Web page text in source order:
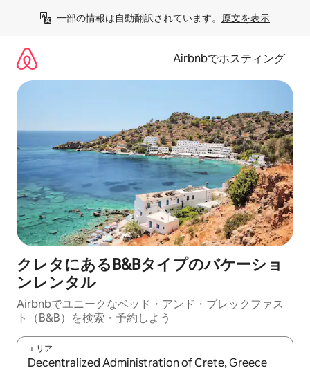
一部の情報は自動翻訳されています。 原文を表示
Airbnbでホスティング
クレタにあるB&Bタイプのバケーショ
ンレンタル
Airbnbでユニークなベッド・アンド・ブレックファス
ト（B&B）を検索・予約しよう
エリア
検索結果が表示されたら、上下の矢印キーを使って移動するか